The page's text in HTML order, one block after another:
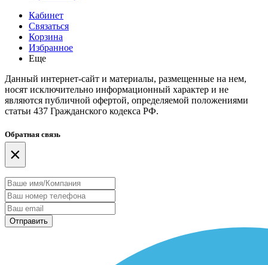
Кабинет
Связаться
Корзина
Избранное
Еще
Данный интернет-сайт и материалы, размещенные на нем,
носят исключительно информационный характер и не
являются публичной офертой, определяемой положениями
статьи 437 Гражданского кодекса РФ.
Обратная связь
×
Отправить